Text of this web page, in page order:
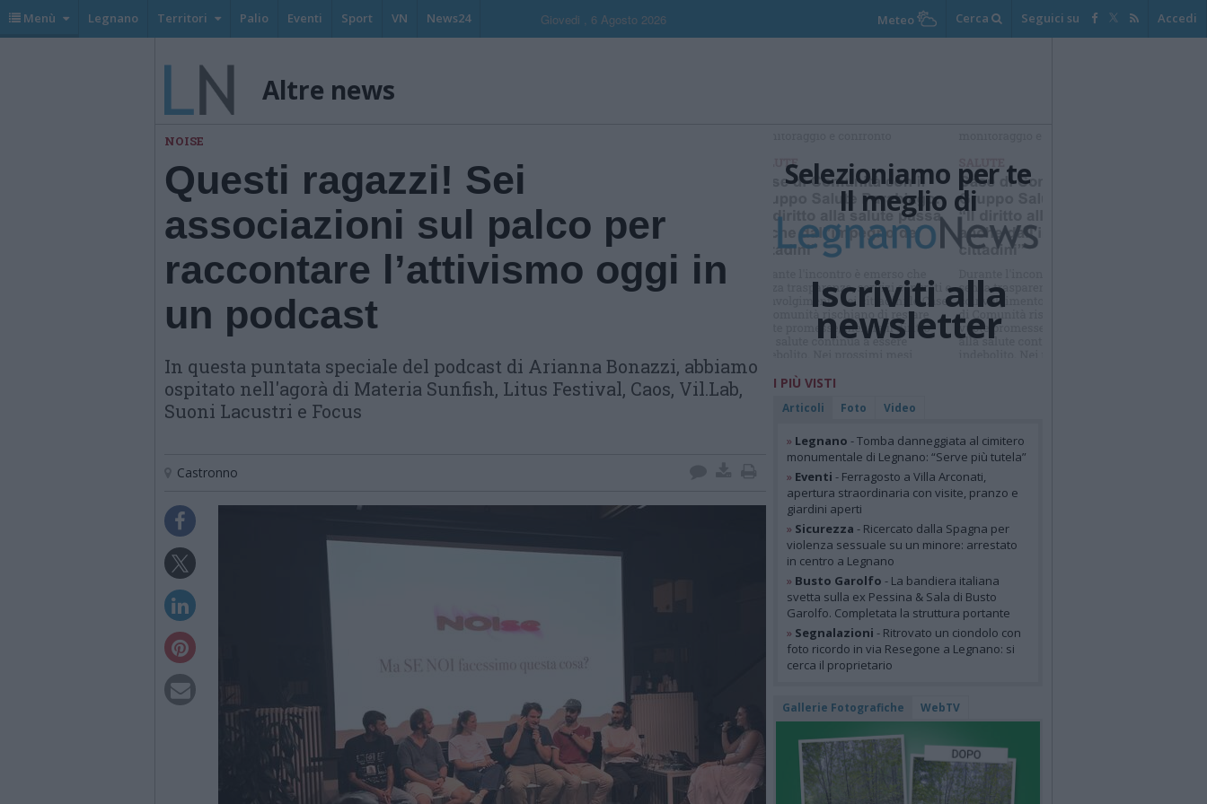
Menù Legnano Territori Palio Eventi Sport VN News24 Giovedi , 6 Agosto 2026 Meteo Cerca Seguici su Accedi
Altre news
NOISE
Questi ragazzi! Sei
associazioni sul palco per
raccontare l’attivismo oggi in
un podcast
In questa puntata speciale del podcast di Arianna Bonazzi, abbiamo
ospitato nell'agorà di Materia Sunfish, Litus Festival, Caos, Vil.Lab,
Suoni Lacustri e Focus
Castronno
Selezioniamo per te
Il meglio di
Iscriviti alla
newsletter
I PIÙ VISTI
Articoli Foto Video
» Legnano - Tomba danneggiata al cimitero
monumentale di Legnano: “Serve più tutela”
» Eventi - Ferragosto a Villa Arconati,
apertura straordinaria con visite, pranzo e
giardini aperti
» Sicurezza - Ricercato dalla Spagna per
violenza sessuale su un minore: arrestato
in centro a Legnano
» Busto Garolfo - La bandiera italiana
svetta sulla ex Pessina & Sala di Busto
Garolfo. Completata la struttura portante
» Segnalazioni - Ritrovato un ciondolo con
foto ricordo in via Resegone a Legnano: si
cerca il proprietario
Gallerie Fotografiche WebTV